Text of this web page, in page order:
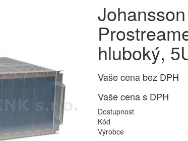
hluboký,
Vaše cena bez DPH
Vaše cena s DPH
Dostupnost
Kód
Výrobce